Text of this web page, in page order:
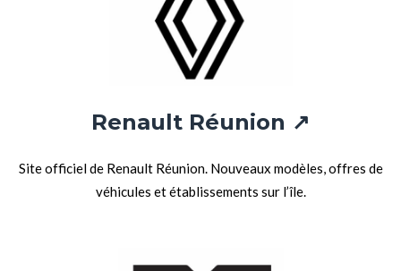
Renault Réunion ↗
Site officiel de Renault Réunion. Nouveaux modèles, offres de
véhicules et établissements sur l’île.